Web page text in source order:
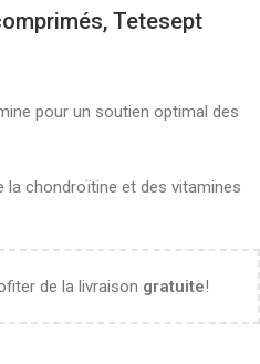
Tetesept
pour un soutien optimal des
la chondroïtine et des vitamines
de la livraison gratuite!